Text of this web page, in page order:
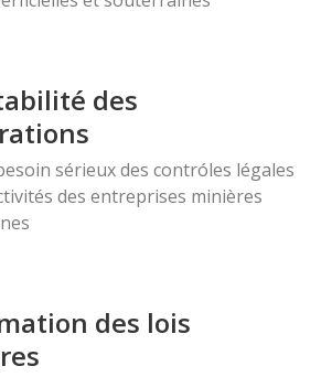
des
sérieux des contróles légales
des entreprises minières
des lois